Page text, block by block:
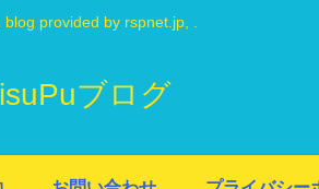
blog provided by rspnet.jp, .
ブログ